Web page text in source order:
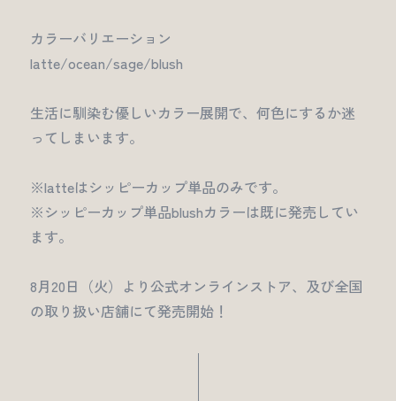
カラーバリエーション
latte/ocean/sage/blush
生活に馴染む優しいカラー展開で、何色にするか迷
ってしまいます。
※latteはシッピーカップ単品のみです。
※シッピーカップ単品blushカラーは既に発売してい
ます。
8月20日（火）より公式オンラインストア、及び全国
の取り扱い店舗にて発売開始！